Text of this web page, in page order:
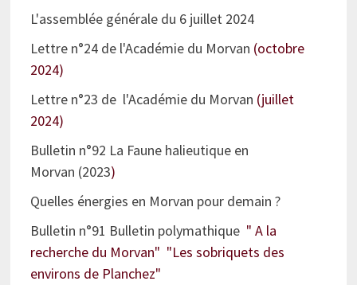
L'assemblée générale du 6 juillet 2024
Lettre n°24 de l'Académie du Morvan (octobre
2024)
Lettre n°23 de l'Académie du Morvan (juillet
2024)
Bulletin n°92 La Faune halieutique en
Morvan (2023)
Quelles énergies en Morvan pour demain ?
Bulletin n°91 Bulletin polymathique" A la
recherche du Morvan" "Les sobriquets des
environs de Planchez"